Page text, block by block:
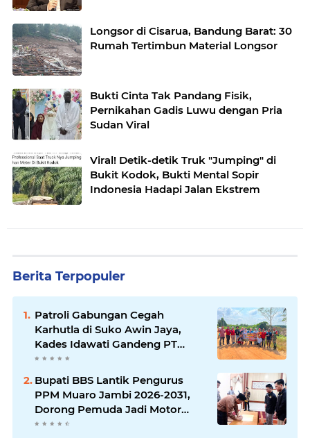
Longsor di Cisarua, Bandung Barat: 30
Rumah Tertimbun Material Longsor
Bukti Cinta Tak Pandang Fisik,
Pernikahan Gadis Luwu dengan Pria
Sudan Viral
Viral! Detik-detik Truk "Jumping" di
Bukit Kodok, Bukti Mental Sopir
Indonesia Hadapi Jalan Ekstrem
Berita Terpopuler
Patroli Gabungan Cegah
Karhutla di Suko Awin Jaya,
Kades Idawati Gandeng PT
BBB-S, TNI dan BPD
Bupati BBS Lantik Pengurus
PPM Muaro Jambi 2026-2031,
Dorong Pemuda Jadi Motor
Perubahan